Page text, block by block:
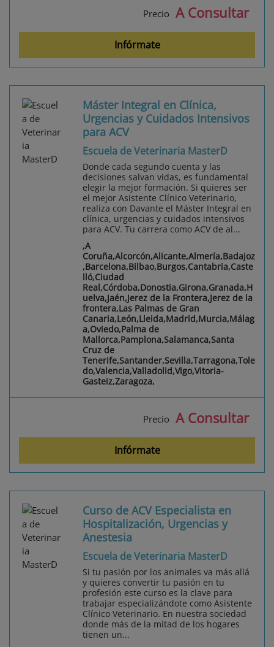
Precio A Consultar
Infórmate
Máster Integral en Clínica,
Urgencias y Cuidados Intensivos
para ACV
Escuela de Veterinaria MasterD
Donde cada segundo cuenta y las
decisiones salvan vidas, es fundamental
elegir la mejor formación. Si quieres ser
el mejor Asistente Clínico Veterinario,
realiza con Davante el Máster Integral en
clínica, urgencias y cuidados intensivos
para ACV. Tu carrera como ACV de al...
,A
Coruña,Alcorcón,Alicante,Almería,Badajoz
,Barcelona,Bilbao,Burgos,Cantabria,Caste
lló,Ciudad
Real,Córdoba,Donostia,Girona,Granada,H
uelva,Jaén,Jerez de la Frontera,Jerez de la
frontera,Las Palmas de Gran
Canaria,León,Lleida,Madrid,Murcia,Málag
a,Oviedo,Palma de
Mallorca,Pamplona,Salamanca,Santa
Cruz de
Tenerife,Santander,Sevilla,Tarragona,Tole
do,Valencia,Valladolid,Vigo,Vitoria-
Gasteiz,Zaragoza,
Precio A Consultar
Infórmate
Curso de ACV Especialista en
Hospitalización, Urgencias y
Anestesia
Escuela de Veterinaria MasterD
Si tu pasión por los animales va más allá
y quieres convertir tu pasión en tu
profesión este curso es la clave para
trabajar especializándote como Asistente
Clínico Veterinario. En nuestra sociedad
donde más de la mitad de los hogares
tienen un...